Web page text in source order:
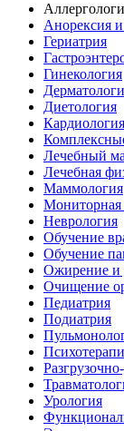
Анорексия
Гериатрия
Гинекология
Диетология
Кардиология
Лечебный
Лечебная
Маммология
Мониторная
Неврология
Обучение
Обучение
Ожирение и
Очищение
Педиатрия
Подиатрия
Урология